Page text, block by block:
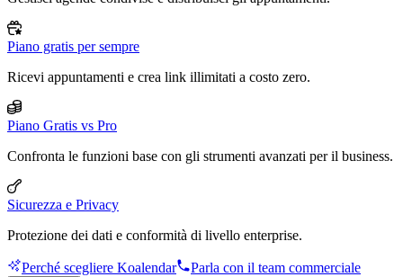
Piano gratis per sempre
Ricevi appuntamenti e crea link illimitati a costo zero.
Piano Gratis vs Pro
Confronta le funzioni base con gli strumenti avanzati per il business.
Sicurezza e Privacy
Protezione dei dati e conformità di livello enterprise.
Perché scegliere Koalendar Parla con il team commerciale